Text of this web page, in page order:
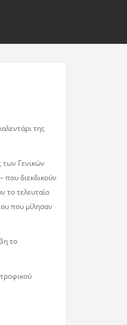
της
των Γενικών
που διεκδικούν
το τελευταίο
που μίλησαν
το